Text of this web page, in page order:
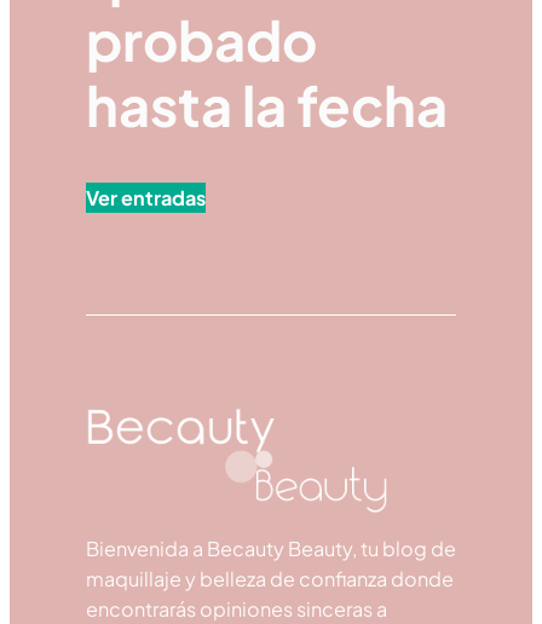
probado
hasta la fecha
Ver entradas
Bienvenida a Becauty Beauty, tu blog de
maquillaje y belleza de confianza donde
encontrarás opiniones sinceras a